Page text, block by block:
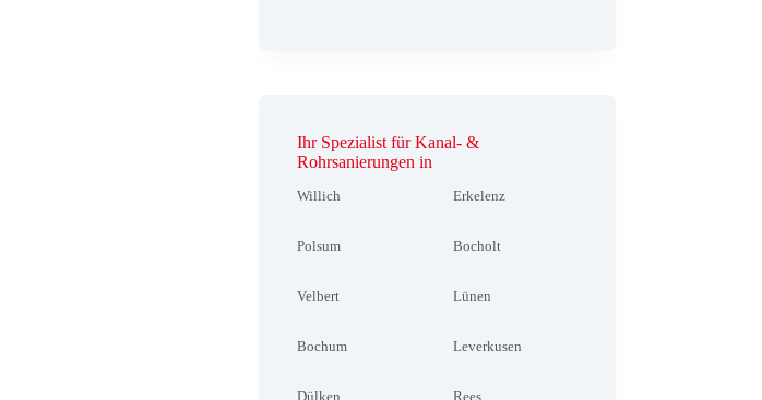
Ihr Spezialist für Kanal- &
Rohrsanierungen in
Willich Erkelenz
Polsum Bocholt
Velbert Lünen
Bochum Leverkusen
Dülken Rees